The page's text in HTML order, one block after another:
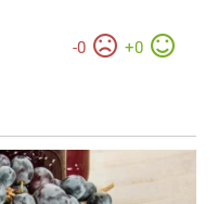
-0 +0